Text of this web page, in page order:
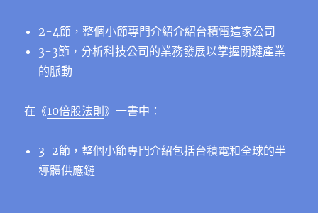
2-4節，整個小節專門介紹介紹台積電這家公司
3-3節，分析科技公司的業務發展以掌握關鍵產業
的脈動
在《10倍股法則》一書中：
3-2節，整個小節專門介紹包括台積電和全球的半
導體供應鏈